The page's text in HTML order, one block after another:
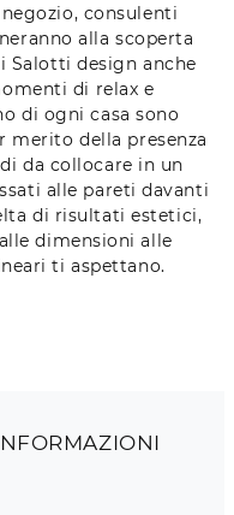
consulenti
alla scoperta
Salotti design anche
di relax e
di ogni casa sono
merito della presenza
da collocare in un
alle pareti davanti
di risultati estetici,
dimensioni alle
ti aspettano.